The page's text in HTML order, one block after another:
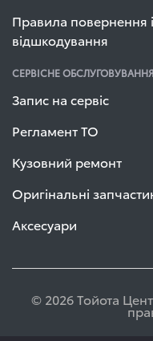
Правила повернення і
відшкодування
СЕРВІСНЕ ОБСЛУГОВУВАННЯ
Запис на сервіс
Регламент ТО
Кузовний ремонт
Оригінальні
Аксесуари
© 2026 Тойота